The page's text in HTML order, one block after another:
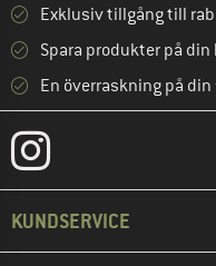
Exklusiv tillgång till
Spara produkter på
En överraskning på
KUNDSERVICE